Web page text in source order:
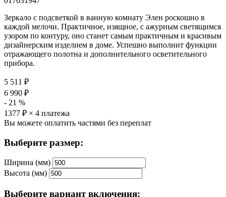
Зеркало с подсветкой в ванную комнату Элен роскошно в
каждой мелочи. Практичное, изящное, с ажурным светящимся
узором по контуру, оно станет самым практичным и красивым
дизайнерским изделием в доме. Успешно выполнит функции
отражающего полотна и дополнительного осветительного
прибора.
5 511 ₽
6 990 ₽
- 21 %
1377 ₽ × 4 платежа
Вы можете оплатить частями без переплат
Выберите размер:
Ширина (мм)
Высота (мм)
Выберите вариант включения: